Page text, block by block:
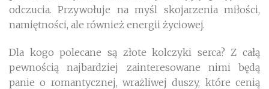
odczucia. Przywołuje na myśl skojarzenia miłości,
namiętności, ale również energii życiowej.
Dla kogo polecane są złote kolczyki serca? Z całą
pewnością najbardziej zainteresowane nimi będą
panie o romantycznej, wrażliwej duszy, które cenią